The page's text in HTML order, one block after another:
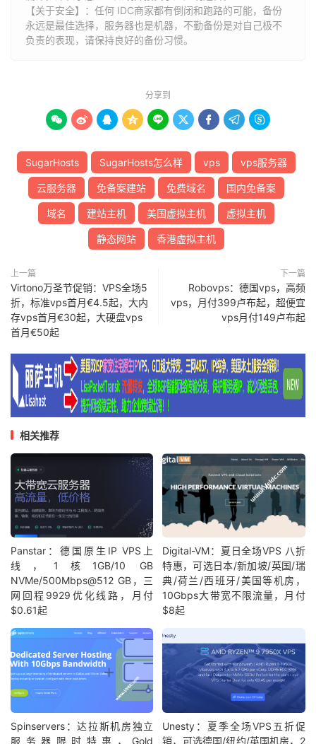
【关于安全】：任何 IDC商家都有倒闭和跑路的可能，备份
永远是最佳选择，服务器也是机器，不勤备份是对自己极不
负责的表现，请保持良好的备份习惯。
分享到
        
SugarHosts SugarHosts怎么样 vps vps服务器
云服务器 免备案建站 免费域名 国内免备案
域名 建站主机 美国虚拟主机 虚拟主机
静态网站 香港虚拟主机
上一篇
Virtono万圣节促销：VPS全场5
折，标准vps首月€4.5起，大内
存vps首月€30起，大硬盘vps
首月€50起
下一篇
Robovps：德国vps，高频
vps，月付399卢布起，超便宜
vps月付149卢布起
相关推荐
Panstar：德国原生IP VPS上
线，1核1GB/10 GB
NVMe/500Mbps@512 GB，三
网回程9929优化线路，月付
$0.61起
Digital-VM：夏日全场VPS 八折
特惠，可选日本/新加坡/英国/瑞
典/荷兰/西班牙/美国等机房，
10Gbps大带宽不限流量，月付
$8起
Spinservers：达拉斯机房独立
服务器限时特惠，Gold
Unesty：夏季全场VPS五折促
销，可选德国/纽约/英国机房，2